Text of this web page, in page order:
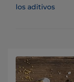
los aditivos